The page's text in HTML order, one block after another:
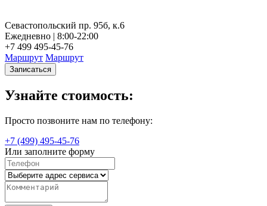
Севастопольский пр. 95б, к.6
Ежедневно | 8:00-22:00
+7 499 495-45-76
Маршрут Маршрут
Записаться
Узнайте стоимость:
Просто позвоните нам по телефону:
+7 (499) 495-45-76
Или заполните форму